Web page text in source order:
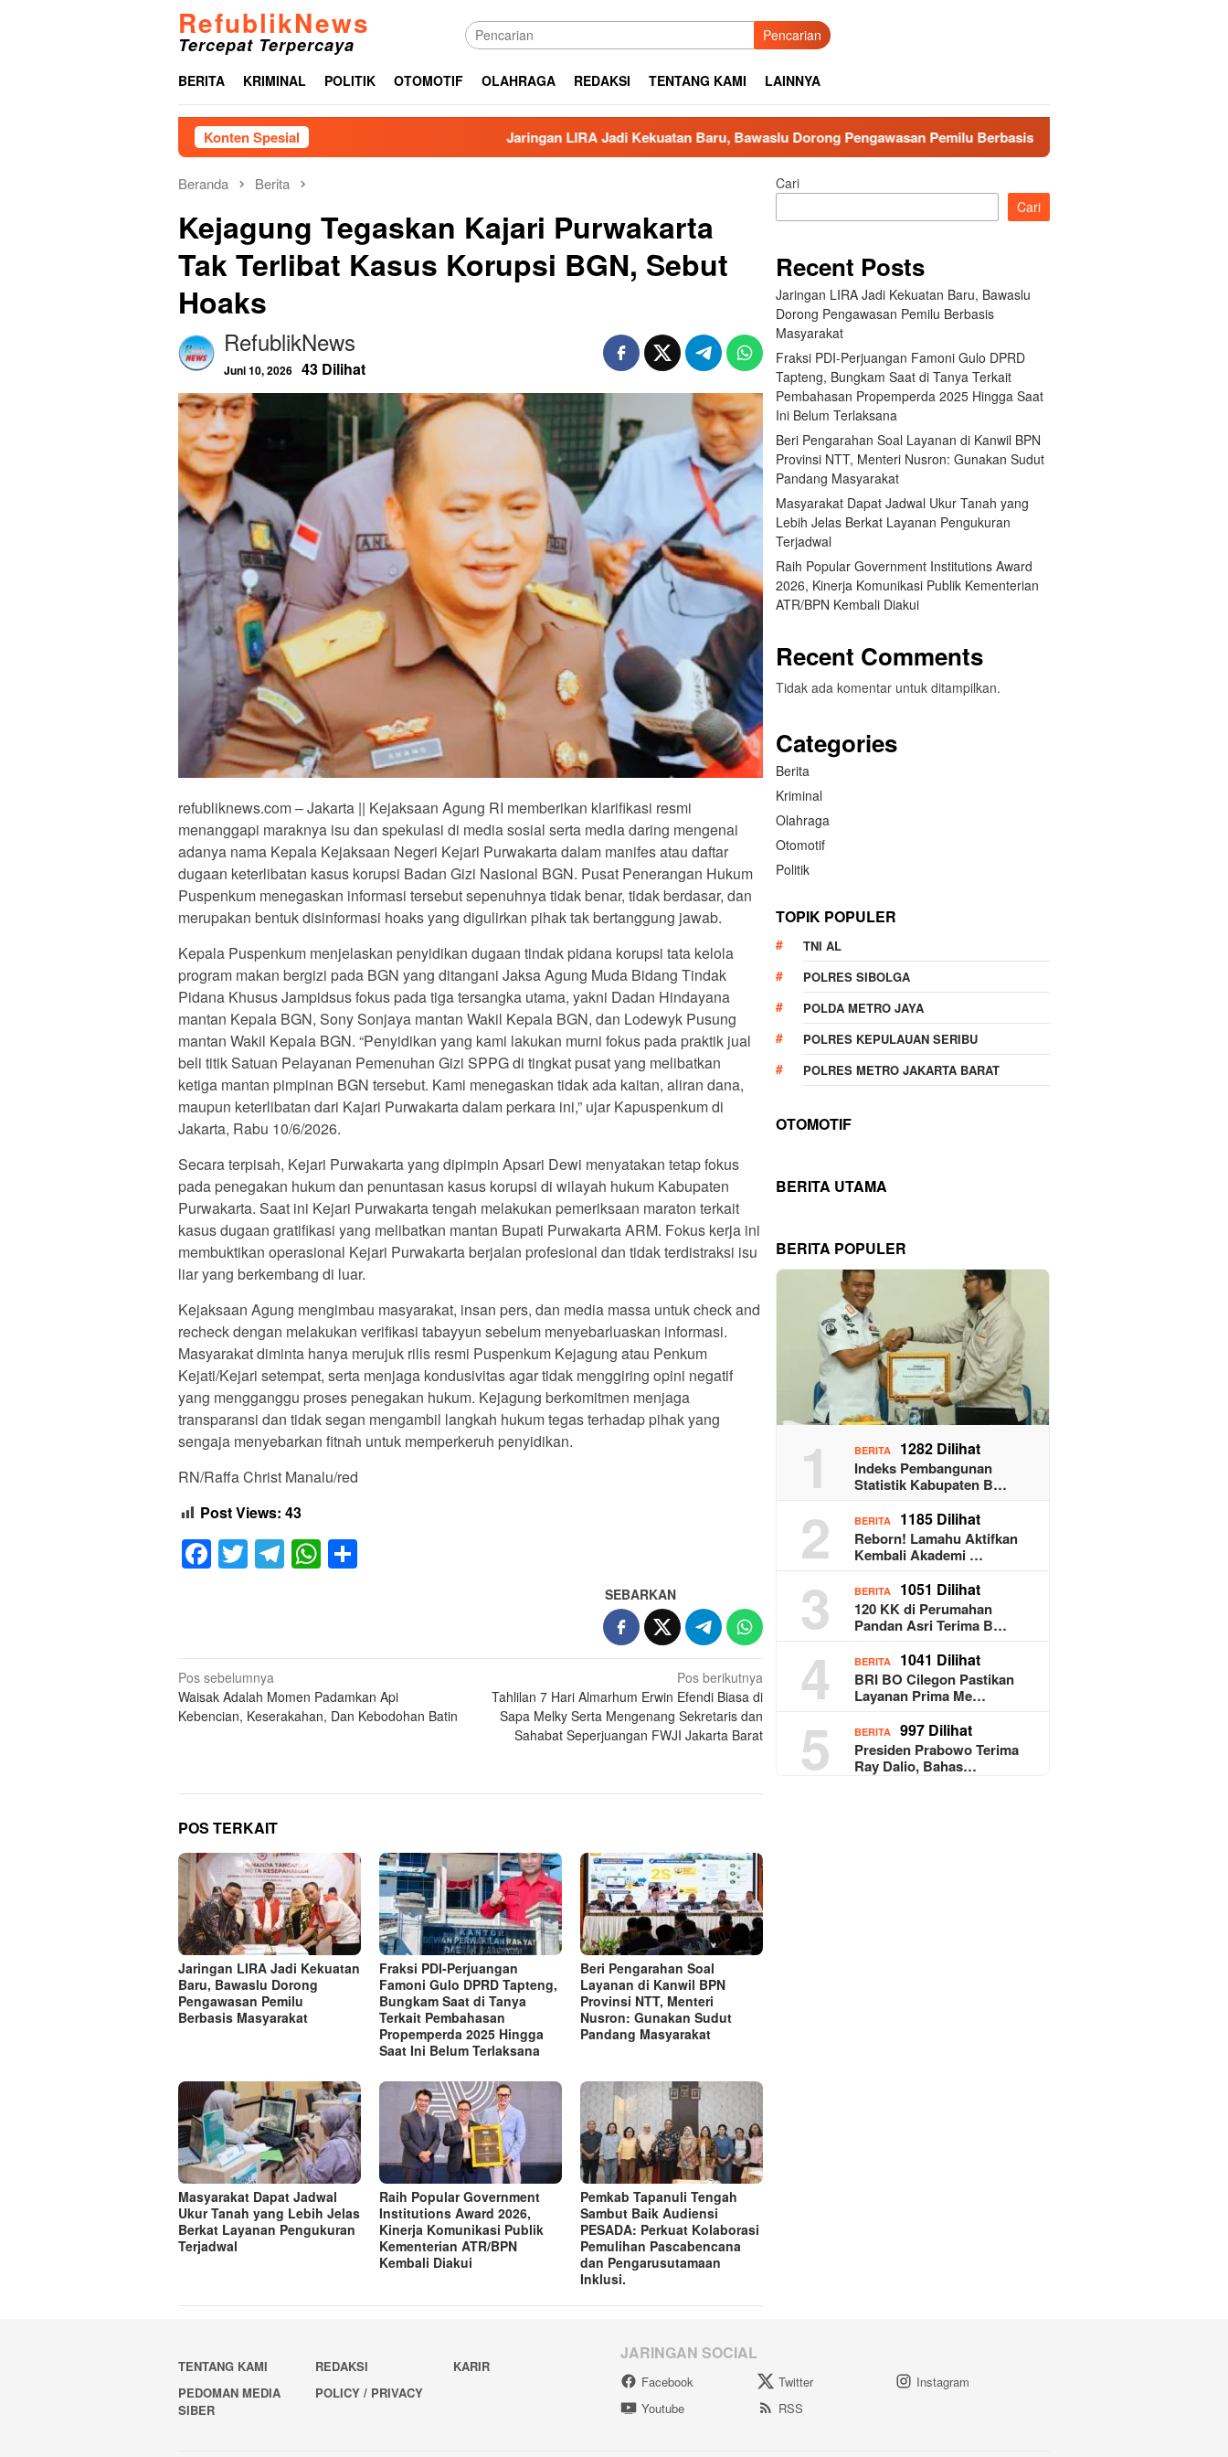
RefublikNews
Tercepat Terpercaya Pencarian
BERITA KRIMINAL POLITIK OTOMOTIF OLAHRAGA REDAKSI TENTANG KAMI LAINNYA
Konten Spesial Jaringan LIRA Jadi Kekuatan Baru, Bawaslu Dorong Pengawasan Pemilu Berbasis Masyarakat
Beranda Berita
Kejagung Tegaskan Kajari Purwakarta
Tak Terlibat Kasus Korupsi BGN, Sebut
Hoaks
RefublikNews
Juni 10, 2026 43 Dilihat
refubliknews.com – Jakarta || Kejaksaan Agung RI memberikan klarifikasi resmi
menanggapi maraknya isu dan spekulasi di media sosial serta media daring mengenai
adanya nama Kepala Kejaksaan Negeri Kejari Purwakarta dalam manifes atau daftar
dugaan keterlibatan kasus korupsi Badan Gizi Nasional BGN. Pusat Penerangan Hukum
Puspenkum menegaskan informasi tersebut sepenuhnya tidak benar, tidak berdasar, dan
merupakan bentuk disinformasi hoaks yang digulirkan pihak tak bertanggung jawab.
Kepala Puspenkum menjelaskan penyidikan dugaan tindak pidana korupsi tata kelola
program makan bergizi pada BGN yang ditangani Jaksa Agung Muda Bidang Tindak
Pidana Khusus Jampidsus fokus pada tiga tersangka utama, yakni Dadan Hindayana
mantan Kepala BGN, Sony Sonjaya mantan Wakil Kepala BGN, dan Lodewyk Pusung
mantan Wakil Kepala BGN. “Penyidikan yang kami lakukan murni fokus pada praktik jual
beli titik Satuan Pelayanan Pemenuhan Gizi SPPG di tingkat pusat yang melibatkan
ketiga mantan pimpinan BGN tersebut. Kami menegaskan tidak ada kaitan, aliran dana,
maupun keterlibatan dari Kajari Purwakarta dalam perkara ini,” ujar Kapuspenkum di
Jakarta, Rabu 10/6/2026.
Secara terpisah, Kejari Purwakarta yang dipimpin Apsari Dewi menyatakan tetap fokus
pada penegakan hukum dan penuntasan kasus korupsi di wilayah hukum Kabupaten
Purwakarta. Saat ini Kejari Purwakarta tengah melakukan pemeriksaan maraton terkait
kasus dugaan gratifikasi yang melibatkan mantan Bupati Purwakarta ARM. Fokus kerja ini
membuktikan operasional Kejari Purwakarta berjalan profesional dan tidak terdistraksi isu
liar yang berkembang di luar.
Kejaksaan Agung mengimbau masyarakat, insan pers, dan media massa untuk check and
recheck dengan melakukan verifikasi tabayyun sebelum menyebarluaskan informasi.
Masyarakat diminta hanya merujuk rilis resmi Puspenkum Kejagung atau Penkum
Kejati/Kejari setempat, serta menjaga kondusivitas agar tidak menggiring opini negatif
yang mengganggu proses penegakan hukum. Kejagung berkomitmen menjaga
transparansi dan tidak segan mengambil langkah hukum tegas terhadap pihak yang
sengaja menyebarkan fitnah untuk memperkeruh penyidikan.
RN/Raffa Christ Manalu/red
Post Views: 43
Facebook
Twitter
Telegram
WhatsApp
SEBARKAN
Navigasi
pos
Pos sebelumnya
Waisak Adalah Momen Padamkan Api
Kebencian, Keserakahan, Dan Kebodohan Batin
Pos berikutnya
Tahlilan 7 Hari Almarhum Erwin Efendi Biasa di
Sapa Melky Serta Mengenang Sekretaris dan
Sahabat Seperjuangan FWJI Jakarta Barat
POS TERKAIT
Jaringan LIRA Jadi Kekuatan
Baru, Bawaslu Dorong
Pengawasan Pemilu
Berbasis Masyarakat
Fraksi PDI-Perjuangan
Famoni Gulo DPRD Tapteng,
Bungkam Saat di Tanya
Terkait Pembahasan
Propemperda 2025 Hingga
Saat Ini Belum Terlaksana
Beri Pengarahan Soal
Layanan di Kanwil BPN
Provinsi NTT, Menteri
Nusron: Gunakan Sudut
Pandang Masyarakat
Masyarakat Dapat Jadwal
Ukur Tanah yang Lebih Jelas
Berkat Layanan Pengukuran
Terjadwal
Raih Popular Government
Institutions Award 2026,
Kinerja Komunikasi Publik
Kementerian ATR/BPN
Kembali Diakui
Pemkab Tapanuli Tengah
Sambut Baik Audiensi
PESADA: Perkuat Kolaborasi
Pemulihan Pascabencana
dan Pengarusutamaan
Inklusi.
Cari
Cari
Recent Posts
Jaringan LIRA Jadi Kekuatan Baru, Bawaslu
Dorong Pengawasan Pemilu Berbasis
Masyarakat
Fraksi PDI-Perjuangan Famoni Gulo DPRD
Tapteng, Bungkam Saat di Tanya Terkait
Pembahasan Propemperda 2025 Hingga Saat
Ini Belum Terlaksana
Beri Pengarahan Soal Layanan di Kanwil BPN
Provinsi NTT, Menteri Nusron: Gunakan Sudut
Pandang Masyarakat
Masyarakat Dapat Jadwal Ukur Tanah yang
Lebih Jelas Berkat Layanan Pengukuran
Terjadwal
Raih Popular Government Institutions Award
2026, Kinerja Komunikasi Publik Kementerian
ATR/BPN Kembali Diakui
Recent Comments
Tidak ada komentar untuk ditampilkan.
Categories
Berita
Kriminal
Olahraga
Otomotif
Politik
TOPIK POPULER
TNI AL
POLRES SIBOLGA
POLDA METRO JAYA
POLRES KEPULAUAN SERIBU
POLRES METRO JAKARTA BARAT
OTOMOTIF
BERITA UTAMA
BERITA POPULER
1 BERITA 1282 Dilihat
Indeks Pembangunan
Statistik Kabupaten B…
2 BERITA 1185 Dilihat
Reborn! Lamahu Aktifkan
Kembali Akademi …
3 BERITA 1051 Dilihat
120 KK di Perumahan
Pandan Asri Terima B…
4 BERITA 1041 Dilihat
BRI BO Cilegon Pastikan
Layanan Prima Me…
5 BERITA 997 Dilihat
Presiden Prabowo Terima
Ray Dalio, Bahas…
TENTANG KAMI REDAKSI
KARIR
PEDOMAN MEDIA
SIBER
POLICY / PRIVACY
JARINGAN SOCIAL
Facebook Twitter
Instagram
Youtube
RSS